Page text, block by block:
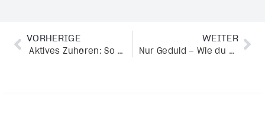
VORHERIGE
Aktives Zuhören: So wirst du zum besten Gesprächspartner
WEITER
Nur Geduld – Wie du mit Beharrlichkeit leichter durchs Leben gehst